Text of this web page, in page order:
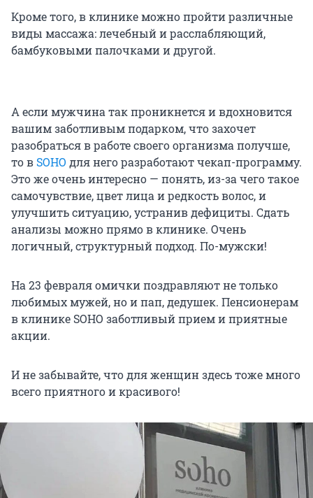
Кроме того, в клинике можно пройти различные
виды массажа: лечебный и расслабляющий,
бамбуковыми палочками и другой.
А если мужчина так проникнется и вдохновится
вашим заботливым подарком, что захочет
разобраться в работе своего организма получше,
то в SOHO для него разработают чекап-программу.
Это же очень интересно — понять, из-за чего такое
самочувствие, цвет лица и редкость волос, и
улучшить ситуацию, устранив дефициты. Сдать
анализы можно прямо в клинике. Очень
логичный, структурный подход. По-мужски!
На 23 февраля омички поздравляют не только
любимых мужей, но и пап, дедушек. Пенсионерам
в клинике SOHO заботливый прием и приятные
акции.
И не забывайте, что для женщин здесь тоже много
всего приятного и красивого!